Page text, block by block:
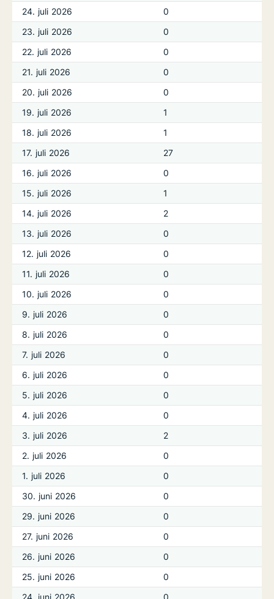
24. juli 2026
0
23. juli 2026
0
22. juli 2026
0
21. juli 2026
0
20. juli 2026
0
19. juli 2026
1
18. juli 2026
1
17. juli 2026
27
16. juli 2026
0
15. juli 2026
1
14. juli 2026
2
13. juli 2026
0
12. juli 2026
0
11. juli 2026
0
10. juli 2026
0
9. juli 2026
0
8. juli 2026
0
7. juli 2026
0
6. juli 2026
0
5. juli 2026
0
4. juli 2026
0
3. juli 2026
2
2. juli 2026
0
1. juli 2026
0
30. juni 2026
0
29. juni 2026
0
27. juni 2026
0
26. juni 2026
0
25. juni 2026
0
24. juni 2026
0